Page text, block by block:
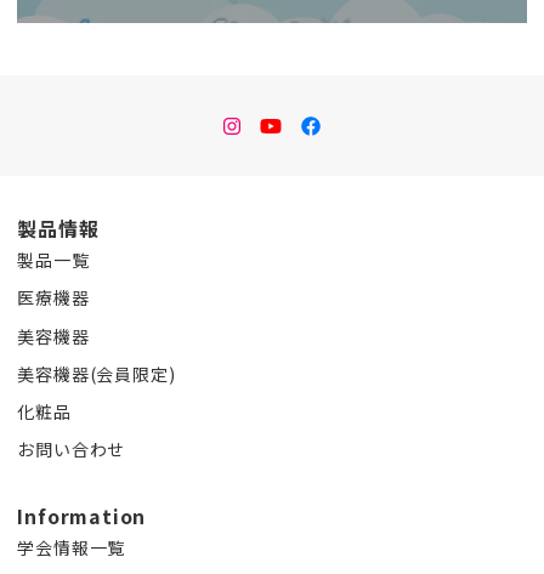
instagram
Youtubefacebook
製品情報
製品一覧
医療機器
美容機器
美容機器(会員限定)
化粧品
お問い合わせ
Information
学会情報一覧